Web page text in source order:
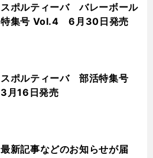
スポルティーバ バレーボール
特集号 Vol.4 6月30日発売
スポルティーバ 部活特集号
3月16日発売
最新記事などのお知らせが届